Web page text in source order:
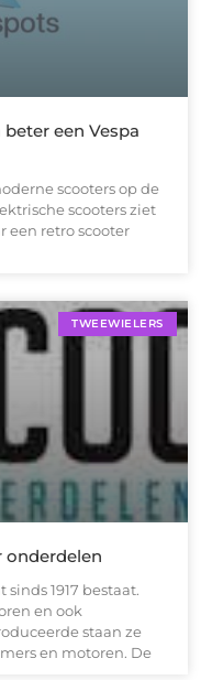
een Vespa
scooters op de
scooters ziet
een retro scooter
TWEEWIELERS
1917 bestaat.
en ook
staan ze
en motoren. De